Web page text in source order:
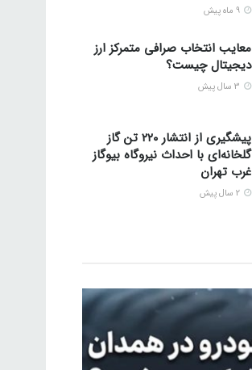
معایب انتخاب صرافی متمرکز ارز
دیجیتال چیست؟
پیشگیری از انتشار ۲۲۰ تن گاز
گلخانه‌ای با احداث نیروگاه بیوگاز
غرب تهران